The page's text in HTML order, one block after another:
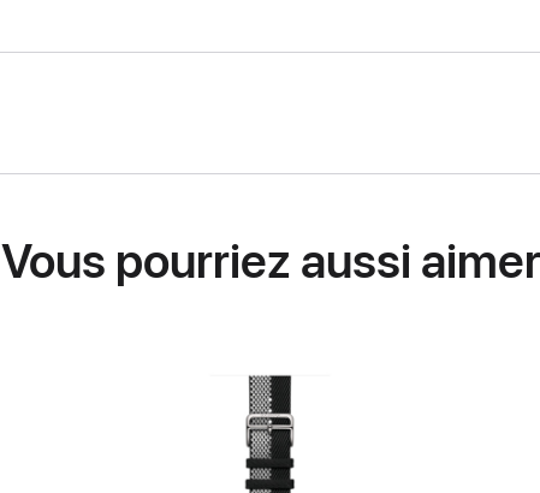
Vous pourriez aussi aimer